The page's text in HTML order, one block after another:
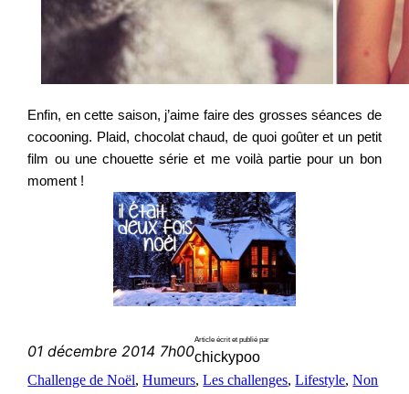
Enfin, en cette saison, j’aime faire des grosses séances de
cocooning. Plaid, chocolat chaud, de quoi goûter et un petit
film ou une chouette série et me voilà partie pour un bon
moment !
01 décembre 2014 7h00
Article écrit et publié par
chickypoo
Challenge de Noël, Humeurs, Les challenges, Lifestyle, Non